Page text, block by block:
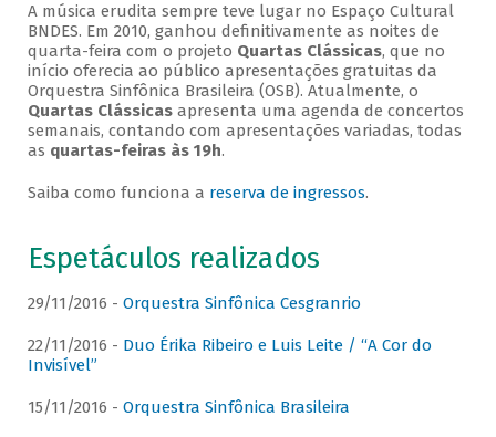
A música erudita sempre teve lugar no Espaço Cultural
BNDES. Em 2010, ganhou definitivamente as noites de
quarta-feira com o projeto Quartas Clássicas, que no
início oferecia ao público apresentações gratuitas da
Orquestra Sinfônica Brasileira (OSB). Atualmente, o
Quartas Clássicasapresenta uma agenda de concertos
semanais, contando com apresentações variadas, todas
as quartas-feiras às 19h.
Saiba como funciona a reserva de ingressos.
Espetáculos realizados
29/11/2016 - Orquestra Sinfônica Cesgranrio
22/11/2016 - Duo Érika Ribeiro e Luis Leite / “A Cor do
Invisível”
15/11/2016 - Orquestra Sinfônica Brasileira